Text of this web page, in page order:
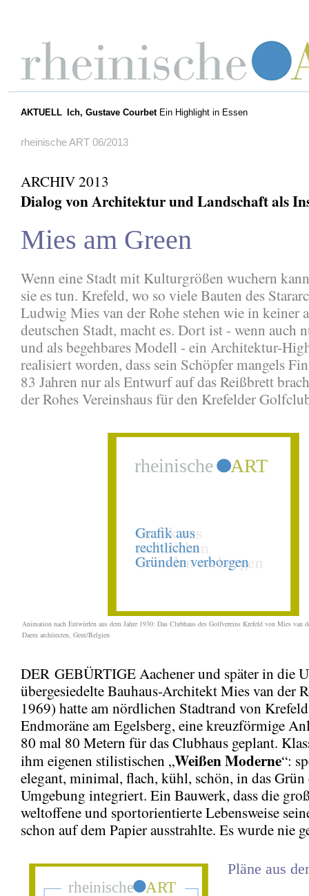
AKTUELL Ich, Gustave CourbetEin Highlight in Essen
rheinische ART 06/2013
ARCHIV 2013
Dialog von Architektur und Landschaft als
Mies am Green
Wenn eine Stadt mit Kulturgrößen wuchern
sie es tun. Krefeld, wo so viele Bauten des
Ludwig Mies van der Rohe stehen wie in keiner
deutschen Stadt, macht es. Dort ist - wenn auch
und als begehbares Modell - ein Architektur-
realisiert worden, dass sein Schöpfer mangels
83 Jahren nur als Entwurf auf das Reißbrett
der Rohes Vereinshaus für den Krefelder
Animation nach Entwürfen aus dem Jahre 1930: Das Clubhaus des Golfvereins Krefeld von Mies van
Daem architecten, Gent/Belgien
DER GEBÜRTIGE Aachener und später in die
übergesiedelte Bauhaus-Architekt Mies van der
1969) hatte am nördlichen Stadtrand von
Endmoräne am Egelsberg, eine kreuzförmige
80 mal 80 Metern für das Clubhaus geplant.
ihm eigenen stilistischen „Weißen Moderne“:
elegant, minimal, flach, kühl, schön, in das Grün
Umgebung integriert. Ein Bauwerk, dass die
weltoffene und sportorientierte Lebensweise
schon auf dem Papier ausstrahlte. Es wurde nie
Pläne aus